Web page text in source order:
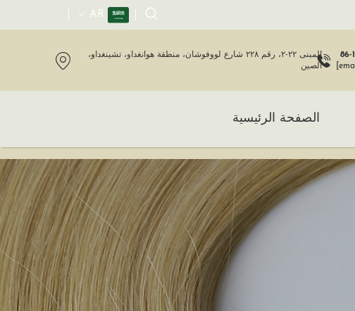
AR
المبنى ٢٢-٢، رقم ٢٢٨ شارع لووفوشان، منطقة هوانغداو، تشينغداو،
الصين
الصفحة الرئيسية